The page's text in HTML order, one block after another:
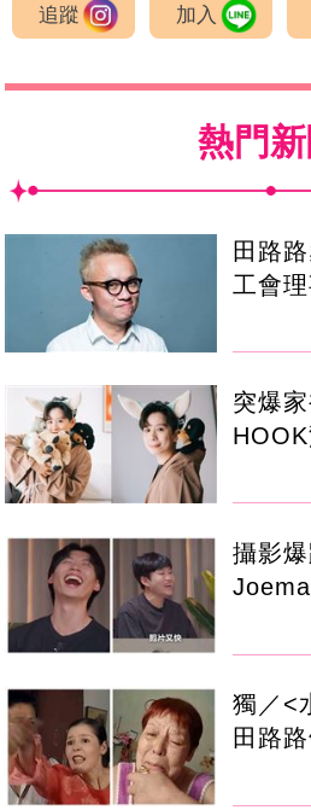
追蹤 加入
熱門
田路
工會
突爆
攝影爆
獨／<
田路